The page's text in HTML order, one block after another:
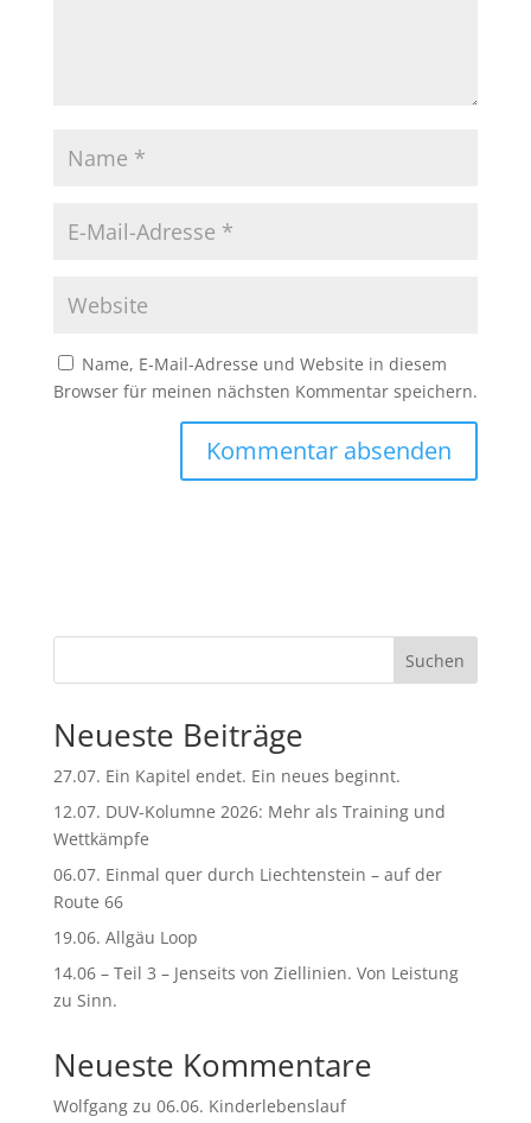
Name, E-Mail-Adresse und Website in diesem
Browser für meinen nächsten Kommentar speichern.
i
e
:
Suchen
Neueste Beiträge
27.07. Ein Kapitel endet. Ein neues beginnt.
12.07. DUV-Kolumne 2026: Mehr als Training und
Wettkämpfe
06.07. Einmal quer durch Liechtenstein – auf der
Route 66
19.06. Allgäu Loop
14.06 – Teil 3 – Jenseits von Ziellinien. Von Leistung
zu Sinn.
Neueste Kommentare
Wolfgangzu 06.06. Kinderlebenslauf